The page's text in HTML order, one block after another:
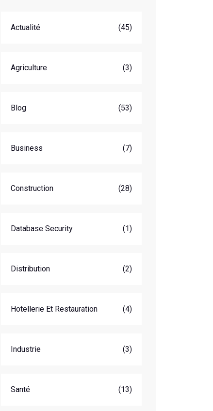
Actualité (45)
Agriculture (3)
Blog (53)
Business (7)
Construction (28)
Database Security (1)
Distribution (2)
Hotellerie Et Restauration (4)
Industrie (3)
Santé (13)